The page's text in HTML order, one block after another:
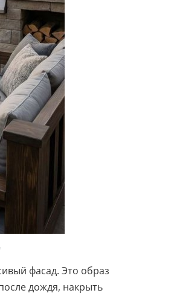
фасад. Это образ
дождя, накрыть